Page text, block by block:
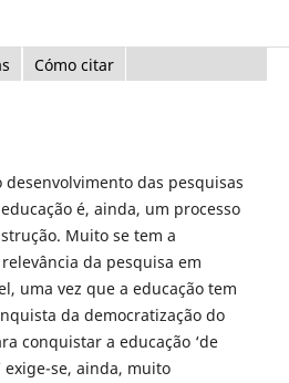
Cómo citar
das pesquisas
é, ainda, um processo
Muito se tem a
da pesquisa em
uma vez que a educação tem
da democratização do
conquistar a educação ‘de
se, ainda, muito